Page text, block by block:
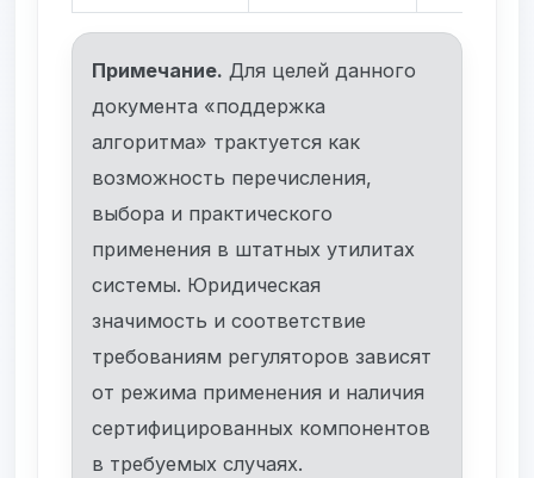
Примечание. Для целей данного
документа «поддержка
алгоритма» трактуется как
возможность перечисления,
выбора и практического
применения в штатных утилитах
системы. Юридическая
значимость и соответствие
требованиям регуляторов зависят
от режима применения и наличия
сертифицированных компонентов
в требуемых случаях.